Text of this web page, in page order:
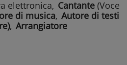
elettronica, Cantante (Voce
di musica, Autore di testi
, Arrangiatore